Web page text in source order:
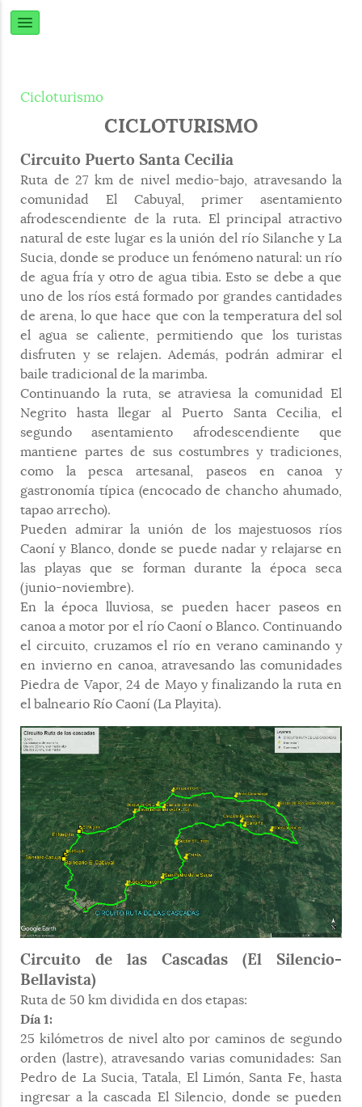
Cicloturismo
CICLOTURISMO
Circuito Puerto Santa Cecilia
Ruta de 27 km de nivel medio-bajo, atravesando la
comunidad El Cabuyal, primer asentamiento
afrodescendiente de la ruta. El principal atractivo
natural de este lugar es la unión del río Silanche y La
Sucia, donde se produce un fenómeno natural: un río
de agua fría y otro de agua tibia. Esto se debe a que
uno de los ríos está formado por grandes cantidades
de arena, lo que hace que con la temperatura del sol
el agua se caliente, permitiendo que los turistas
disfruten y se relajen. Además, podrán admirar el
baile tradicional de la marimba.
Continuando la ruta, se atraviesa la comunidad El
Negrito hasta llegar al Puerto Santa Cecilia, el
segundo asentamiento afrodescendiente que
mantiene partes de sus costumbres y tradiciones,
como la pesca artesanal, paseos en canoa y
gastronomía típica (encocado de chancho ahumado,
tapao arrecho).
Pueden admirar la unión de los majestuosos ríos
Caoní y Blanco, donde se puede nadar y relajarse en
las playas que se forman durante la época seca
(junio-noviembre).
En la época lluviosa, se pueden hacer paseos en
canoa a motor por el río Caoní o Blanco. Continuando
el circuito, cruzamos el río en verano caminando y
en invierno en canoa, atravesando las comunidades
Piedra de Vapor, 24 de Mayo y finalizando la ruta en
el balneario Río Caoní (La Playita).
Circuito de las Cascadas (El Silencio-
Bellavista)
Ruta de 50 km dividida en dos etapas:
Día 1:
25 kilómetros de nivel alto por caminos de segundo
orden (lastre), atravesando varias comunidades: San
Pedro de La Sucia, Tatala, El Limón, Santa Fe, hasta
ingresar a la cascada El Silencio, donde se pueden